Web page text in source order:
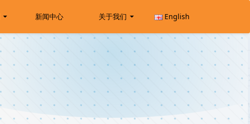
新闻中心 关于我们 English